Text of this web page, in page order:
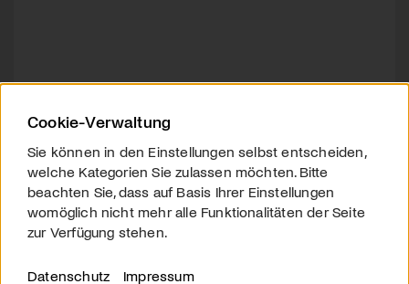
Cookie-Verwaltung
Sie können in den Einstellungen selbst entscheiden,
welche Kategorien Sie zulassen möchten. Bitte
beachten Sie, dass auf Basis Ihrer Einstellungen
womöglich nicht mehr alle Funktionalitäten der Seite
zur Verfügung stehen.
Datenschutz Impressum